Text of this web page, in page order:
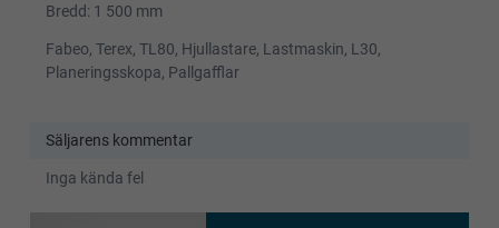
Bredd: 1 500 mm
Fabeo, Terex, TL80, Hjullastare, Lastmaskin, L30,
Planeringsskopa, Pallgafflar
Säljarens kommentar
Inga kända fel